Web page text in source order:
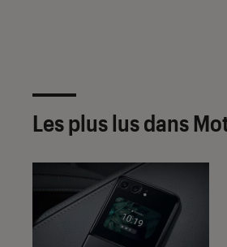
Les plus lus dans